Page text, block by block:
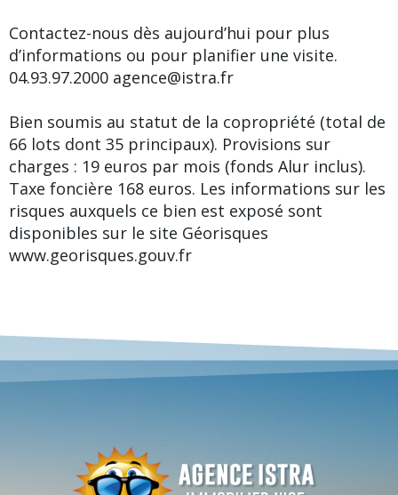
Contactez-nous dès aujourd’hui pour plus
d’informations ou pour planifier une visite.
04.93.97.2000 agence@istra.fr
Bien soumis au statut de la copropriété (total de
66 lots dont 35 principaux). Provisions sur
charges : 19 euros par mois (fonds Alur inclus).
Taxe foncière 168 euros. Les informations sur les
risques auxquels ce bien est exposé sont
disponibles sur le site Géorisques
www.georisques.gouv.fr